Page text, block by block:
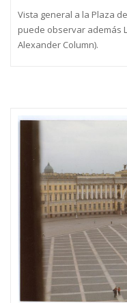
Vista general a la Plaza
puede observar además
Alexander Column).